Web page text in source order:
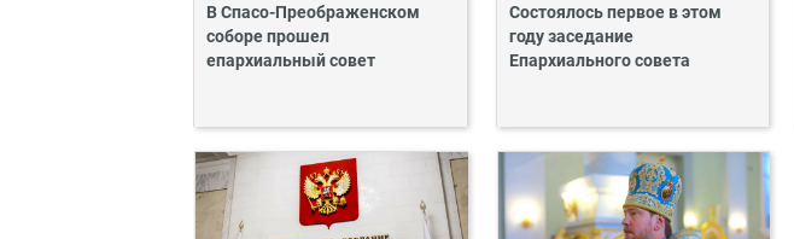
В Спасо-Преображенском
соборе прошел
епархиальный совет
Состоялось первое в этом
году заседание
Епархиального совета